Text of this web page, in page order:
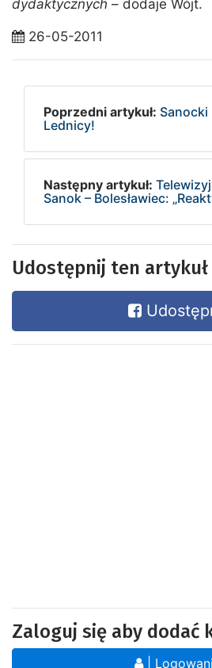
dydaktycznych – dodaje Wójt.
26-05-2011
Poprzedni artykuł:
Lednicy!
Następny artykuł:
Sanok – Bolesławiec:
Udostępnij ten
Zaloguj się aby dodać
|